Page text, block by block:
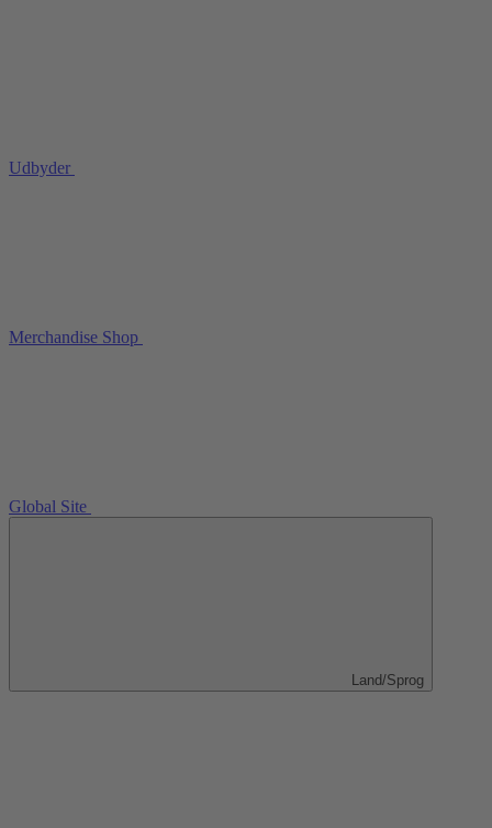
Udbyder
Merchandise Shop
Global Site
Land/Sprog